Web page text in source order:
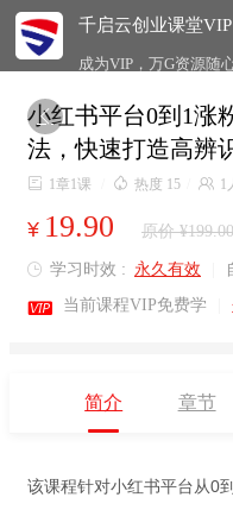
千启云创业课堂VIP
成为VIP，万G资源随

小红书平台0到1涨
法，快速打造高辨
 1章1课  热度 15  1
¥ 19.90 原价 ¥199.00
 学习时效 : 永久有效
 当前课程VIP免费学
简介 章节
该课程针对小红书平台从0